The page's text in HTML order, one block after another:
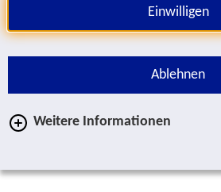
Einwilligen
Ablehnen
Weitere Informationen